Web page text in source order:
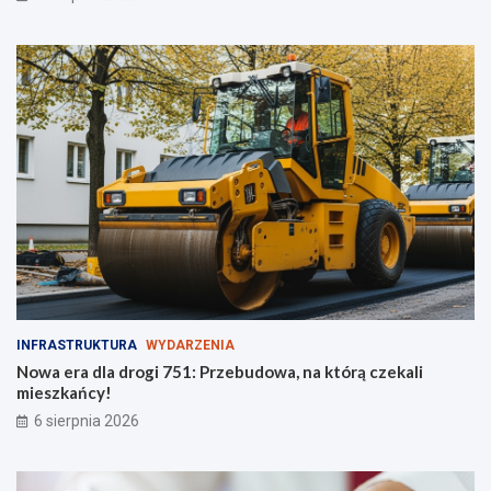
e
ż
y
w
o
ś
c
i
INFRASTRUKTURA WYDARZENIA
Nowa era dla drogi 751: Przebudowa, na którą czekali
mieszkańcy!
6 sierpnia 2026